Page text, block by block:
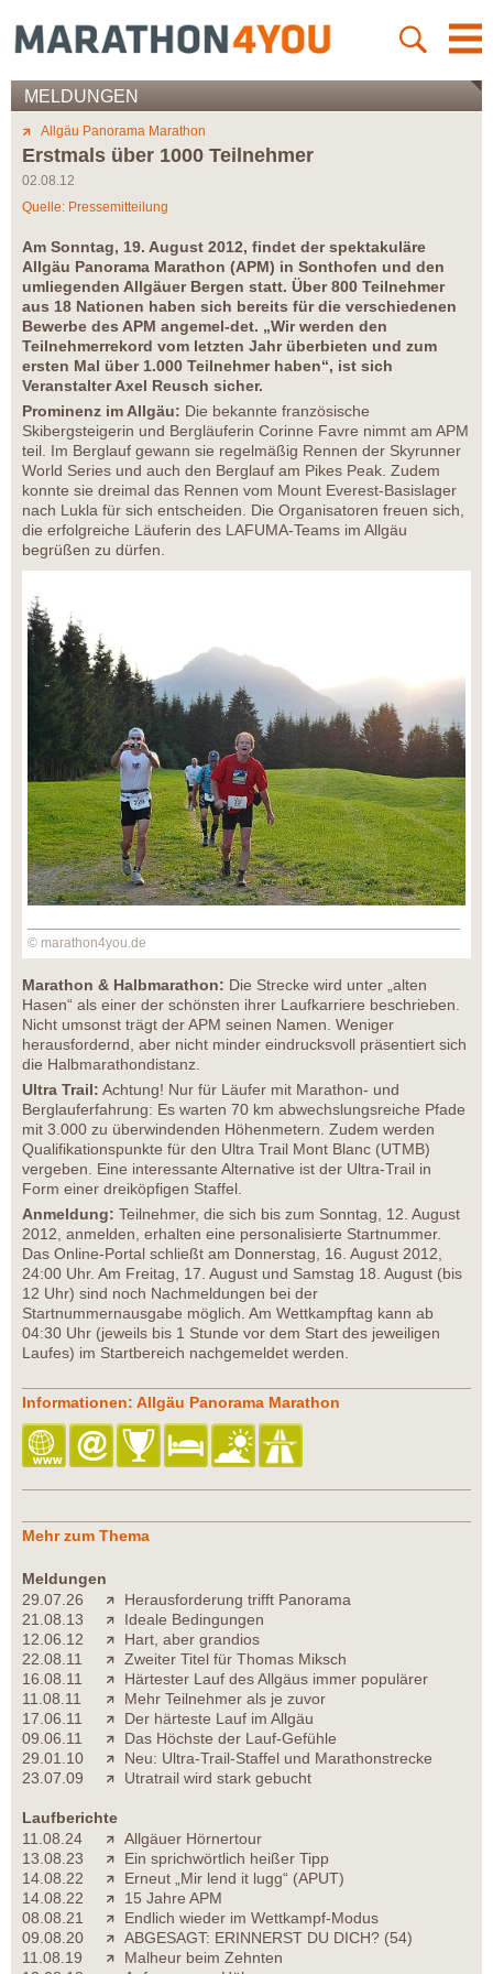
MELDUNGEN
Allgäu Panorama Marathon
Erstmals über 1000 Teilnehmer
02.08.12
Quelle: Pressemitteilung
Am Sonntag, 19. August 2012, findet der spektakuläre
Allgäu Panorama Marathon (APM) in Sonthofen und den
umliegenden Allgäuer Bergen statt. Über 800 Teilnehmer
aus 18 Nationen haben sich bereits für die verschiedenen
Bewerbe des APM angemel-det. „Wir werden den
Teilnehmerrekord vom letzten Jahr überbieten und zum
ersten Mal über 1.000 Teilnehmer haben“, ist sich
Veranstalter Axel Reusch sicher.
Prominenz im Allgäu: Die bekannte französische
Skibergsteigerin und Bergläuferin Corinne Favre nimmt am APM
teil. Im Berglauf gewann sie regelmäßig Rennen der Skyrunner
World Series und auch den Berglauf am Pikes Peak. Zudem
konnte sie dreimal das Rennen vom Mount Everest-Basislager
nach Lukla für sich entscheiden. Die Organisatoren freuen sich,
die erfolgreiche Läuferin des LAFUMA-Teams im Allgäu
begrüßen zu dürfen.
© marathon4you.de
Marathon & Halbmarathon: Die Strecke wird unter „alten
Hasen“ als einer der schönsten ihrer Laufkarriere beschrieben.
Nicht umsonst trägt der APM seinen Namen. Weniger
herausfordernd, aber nicht minder eindrucksvoll präsentiert sich
die Halbmarathondistanz.
Ultra Trail: Achtung! Nur für Läufer mit Marathon- und
Berglauferfahrung: Es warten 70 km abwechslungsreiche Pfade
mit 3.000 zu überwindenden Höhenmetern. Zudem werden
Qualifikationspunkte für den Ultra Trail Mont Blanc (UTMB)
vergeben. Eine interessante Alternative ist der Ultra-Trail in
Form einer dreiköpfigen Staffel.
Anmeldung: Teilnehmer, die sich bis zum Sonntag, 12. August
2012, anmelden, erhalten eine personalisierte Startnummer.
Das Online-Portal schließt am Donnerstag, 16. August 2012,
24:00 Uhr. Am Freitag, 17. August und Samstag 18. August (bis
12 Uhr) sind noch Nachmeldungen bei der
Startnummernausgabe möglich. Am Wettkampftag kann ab
04:30 Uhr (jeweils bis 1 Stunde vor dem Start des jeweiligen
Laufes) im Startbereich nachgemeldet werden.
Informationen: Allgäu Panorama Marathon
Mehr zum Thema
Meldungen
29.07.26
Herausforderung trifft Panorama
21.08.13
Ideale Bedingungen
12.06.12
Hart, aber grandios
22.08.11
Zweiter Titel für Thomas Miksch
16.08.11
Härtester Lauf des Allgäus immer populärer
11.08.11
Mehr Teilnehmer als je zuvor
17.06.11
Der härteste Lauf im Allgäu
09.06.11
Das Höchste der Lauf-Gefühle
29.01.10
Neu: Ultra-Trail-Staffel und Marathonstrecke
23.07.09
Utratrail wird stark gebucht
Laufberichte
11.08.24
Allgäuer Hörnertour
13.08.23
Ein sprichwörtlich heißer Tipp
14.08.22
Erneut „Mir lend it lugg“ (APUT)
14.08.22
15 Jahre APM
08.08.21
Endlich wieder im Wettkampf-Modus
09.08.20
ABGESAGT: ERINNERST DU DICH? (54)
11.08.19
Malheur beim Zehnten